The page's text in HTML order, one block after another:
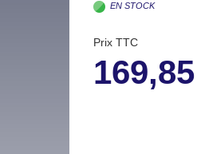
EN STOCK
Prix TTC
169,85